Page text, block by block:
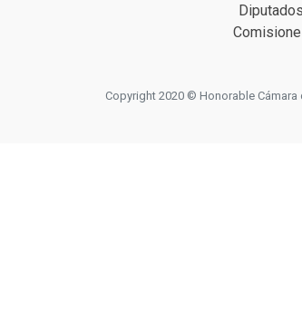
Diputados
Copyright 2020 © Honorable Cámara